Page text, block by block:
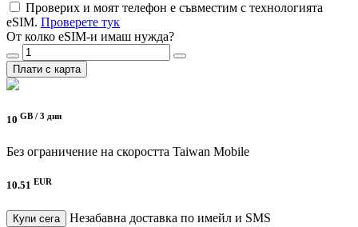
Проверих и моят телефон е съвместим с технологията
eSIM. Проверете тук
От колко eSIM-и имаш нужда?
Плати с карта
10 GB / 3 дни
Без ограничение на скоростта Taiwan Mobile
10.51 EUR
Купи сега
Незабавна доставка по имейл и SMS